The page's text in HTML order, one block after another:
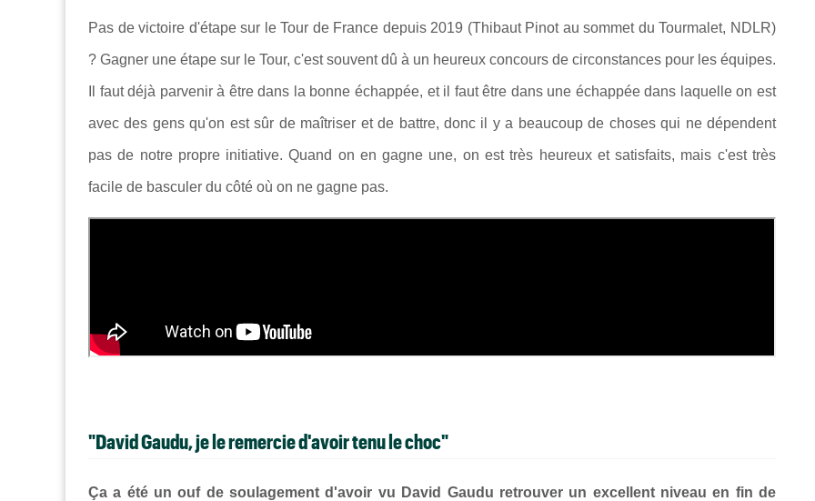
Pas de victoire d'étape sur le Tour de France depuis 2019 (Thibaut Pinot au sommet du Tourmalet, NDLR)
? Gagner une étape sur le Tour, c'est souvent dû à un heureux concours de circonstances pour les équipes.
Il faut déjà parvenir à être dans la bonne échappée, et il faut être dans une échappée dans laquelle on est
avec des gens qu'on est sûr de maîtriser et de battre, donc il y a beaucoup de choses qui ne dépendent
pas de notre propre initiative. Quand on en gagne une, on est très heureux et satisfaits, mais c'est très
facile de basculer du côté où on ne gagne pas.
"David Gaudu, je le remercie d'avoir tenu le choc"
Ça a été un ouf de soulagement d'avoir vu David Gaudu retrouver un excellent niveau en fin de